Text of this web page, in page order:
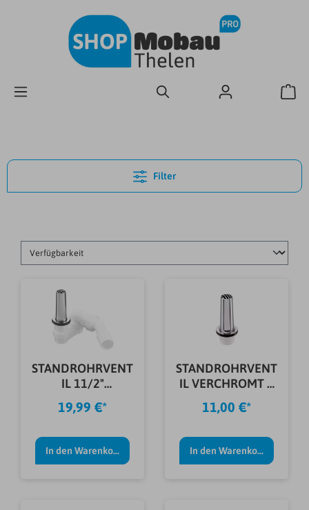
Filter
STANDROHRVENT
IL 11/2"
M.GERUCHVERSC
HLUSS
19,99 €*
In den Warenkorb
STANDROHRVENT
IL VERCHROMT 1
1/2"
11,00 €*
In den Warenkorb